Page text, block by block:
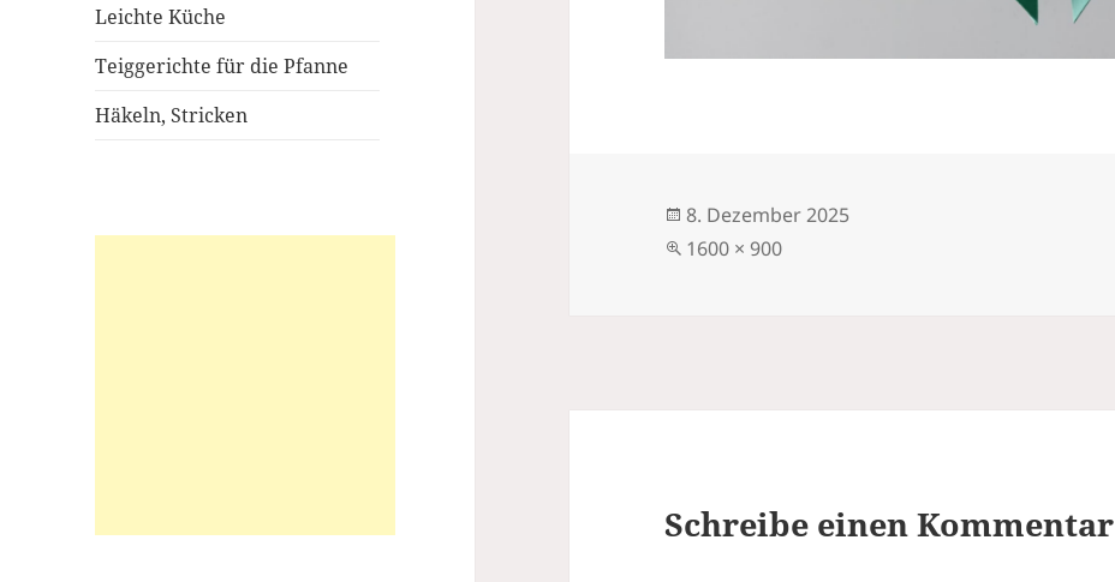
Leichte Küche
Teiggerichte für die Pfanne
Häkeln, Stricken
Veröffentlicht
am
8. Dezember 2025
Volle
1600 × 900
Schreibe einen Kommentar